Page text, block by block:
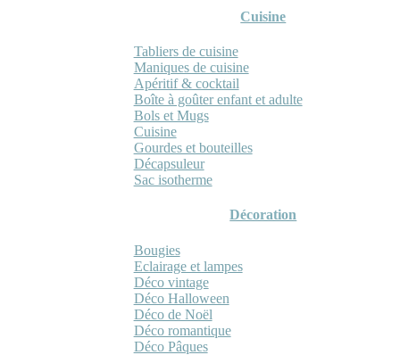
Cuisine
Tabliers de cuisine
Maniques de cuisine
Apéritif & cocktail
Boîte à goûter enfant et adulte
Bols et Mugs
Cuisine
Gourdes et bouteilles
Décapsuleur
Sac isotherme
Décoration
Bougies
Eclairage et lampes
Déco vintage
Déco Halloween
Déco de Noël
Déco romantique
Déco Pâques